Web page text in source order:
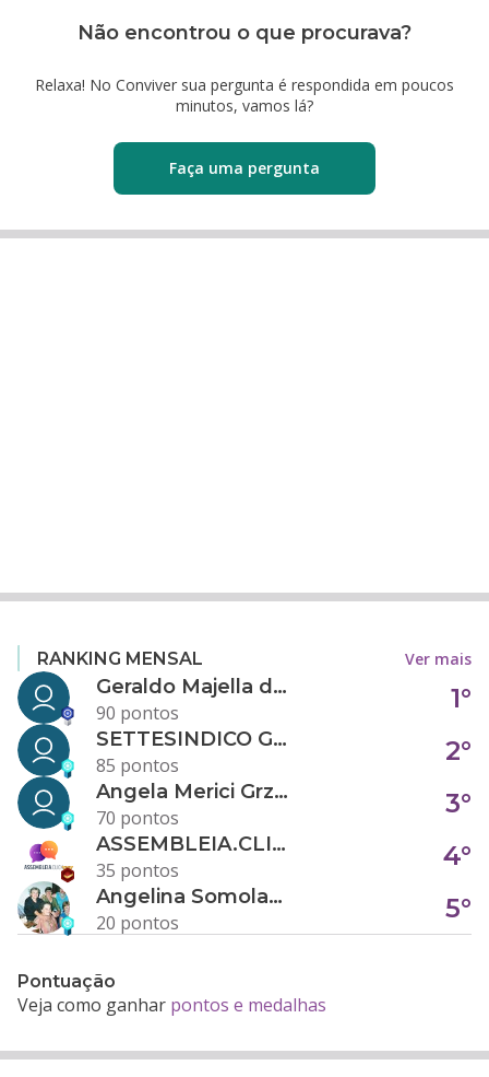
Não encontrou o que procurava?
Relaxa! No Conviver sua pergunta é respondida em poucos
minutos, vamos lá?
Faça uma pergunta
RANKING MENSAL Ver mais
Geraldo Majella da Silva
90 pontos
1°
SETTESINDICO GOVERNANÇA CONDOMINIAL
85 pontos
2°
Angela Merici Grzybowski
70 pontos
3°
ASSEMBLEIA.CLICK
35 pontos
4°
Angelina Somolanji R. Oliveira
20 pontos
5°
Pontuação
Veja como ganhar pontos e medalhas